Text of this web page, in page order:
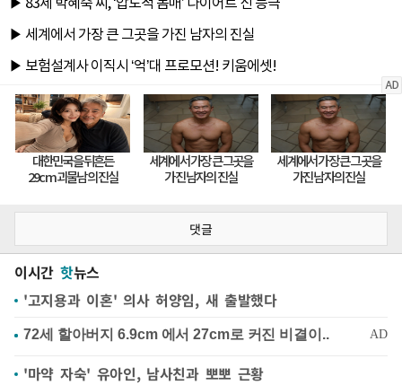
댓글
이시간 핫뉴스
'고지용과 이혼' 의사 허양임, 새 출발했다
'마약 자숙' 유아인, 남사친과 뽀뽀 근황